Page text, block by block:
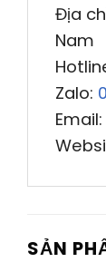
Địa
Nam
Zalo:
Email:
SẢN